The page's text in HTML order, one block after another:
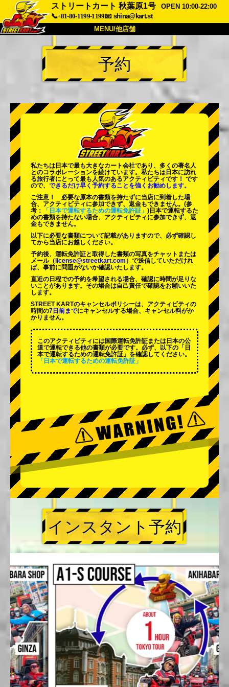
ストリートカート 秋葉原1号
OPEN 10:00-22:00
📞+81-80-1199-1199📧 shina@kart.st
MENU/他店舗
トップ
概要 車両 価格
会社 予約
他店舗
東京 秋葉原 #2
東京 渋谷アネックス 東京ベイ
東京 浅草 大阪
沖縄
予約
私たちは日本で最も大きなカート会社であり、 多くの著名人
とのコラボレーションを続けています。私たちは日本に訪れ
る旅行者にとって最も人気のあるアクティビティです！ です
ので、 できるだけ早く予約することを強くお勧めします。
ご注意！ 必要な原本の書類を持たずに当店に到着した場
合、アクティビティに参加できず、返金もできません。 (参
考：
「日本で運転するための運転免許証」 )日本で運転するた
めの書類を持たない場合、アクティビティに参加できず、返
金もできません。
以下に必要な書類について記載がありますので、必ず確認し
てから当店にお越しください。
予約後、運転免許証と取得した書類の写真をチャットまたは
メール（ license@streetkart.com ）で送信していただけれ
ば、事前に問題がないか確認いたします。
直近の日程での予約を希望される場合、確認に時間が足りな
いことがあります。その場合は自己責任で確認をお願いいた
します。
STREET KARTのキャンセルポリシーは、アクティビティの
時間の7日前までにキャンセルする場合、キャンセル料がか
かりません。
このアクティビティには国際運転免許証または日本の公
道で運転できる他の書類が必要です。必ず、以下の「日
本で運転するための運転免許証」を確認してください。
「日本で運転するための運転免許証」
インスタント予約